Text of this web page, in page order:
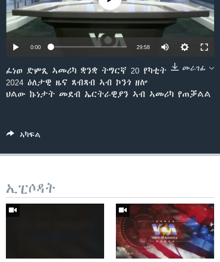
ቂሔ ጽልሚ
ቋንቋታት
0:00 29:58
መራገፊ
ፈነወ ድምጺ ኣመሪካ ቋንቋ ትግርኛ 20 የካቲት
2024 ዕለታዊ ዜና ጸብጻብ ኣብ ኮንጎ ዘሎ
ህልው ኩነታት መደብ ኤርትራዊያን ኣብ ኣመሪካ የጠቓልል
ኣካፍል
ኢፒሶዳት